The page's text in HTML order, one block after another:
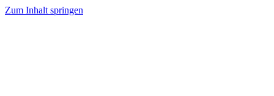
Zum Inhalt springen